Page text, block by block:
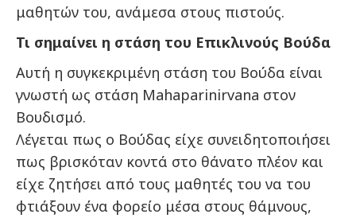
μαθητών του, ανάμεσα στους πιστούς.
Τι σημαίνει η στάση του Επικλινούς Βούδα
Αυτή η συγκεκριμένη στάση του Βούδα είναι
γνωστή ως στάση Mahaparinirvana στον
Βουδισμό.
Λέγεται πως ο Βούδας είχε συνειδητοποιήσει
πως βρισκόταν κοντά στο θάνατο πλέον και
είχε ζητήσει από τους μαθητές του να του
φτιάξουν ένα φορείο μέσα στους θάμνους,